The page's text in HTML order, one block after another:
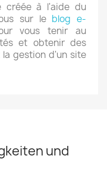
créée à l'aide du
sur le blog e-
vous tenir au
et obtenir des
gestion d'un site
und